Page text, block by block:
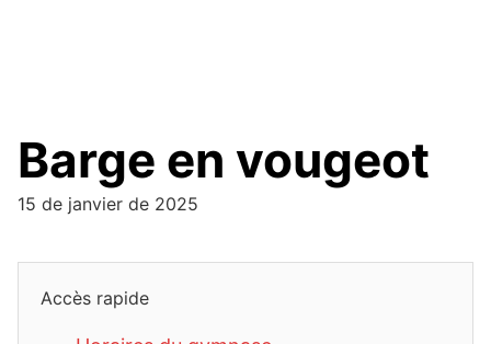
Barge en vougeot
15 de janvier de 2025
Accès rapide